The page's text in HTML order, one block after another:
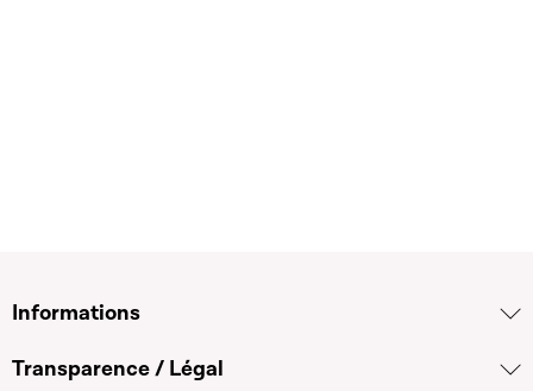
Informations
Transparence / Légal